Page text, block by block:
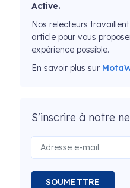
Active.
Nos relecteurs
article pour vous
expérience possible.
En savoir plus sur
S'inscrire à notre
SOUMETTRE